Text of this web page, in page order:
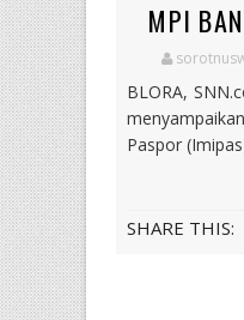
MPI
BLORA,
Paspor
SHARE THIS: